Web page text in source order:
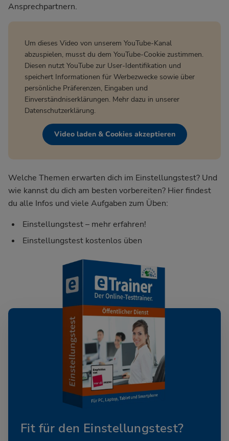
Ansprechpartnern.
Um dieses Video von unserem YouTube-Kanal
abzuspielen, musst du dem YouTube-Cookie zustimmen.
Diesen nutzt YouTube zur User-Identifikation und
speichert Informationen für Werbezwecke sowie über
persönliche Präferenzen, Eingaben und
Einverständniserklärungen. Mehr dazu in unserer
Datenschutzerklärung.
Video laden & Cookies akzeptieren
Welche Themen erwarten dich im Einstellungstest? Und
wie kannst du dich am besten vorbereiten? Hier findest
du alle Infos und viele Aufgaben zum Üben:
Einstellungstest – mehr erfahren!
Einstellungstest kostenlos üben
Fit für den Einstellungstest?